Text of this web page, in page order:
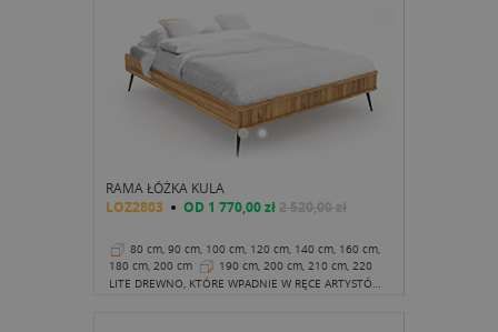
RAMA ŁÓŻKA KULA
LOZ2803 OD 1 770,00 zł2 520,00 zł
80 cm, 90 cm, 100 cm, 120 cm, 140 cm, 160 cm,
180 cm, 200 cm
190 cm, 200 cm, 210 cm, 220
cm
41 cm LITE DREWNO, KTÓRE WPADNIE W RĘCE ARTYSTÓW FIRMY THE BEDS TO PRAWDZIWY MAJSTERSZTYK